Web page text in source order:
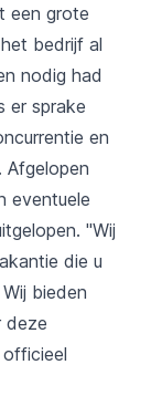
een grote
bedrijf al
nodig had
er sprake
en
eventuele
"Wij
die u
bieden
deze